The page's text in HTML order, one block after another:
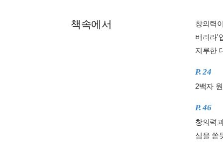
책속에서
창의력
버려라'
지루한
P. 24
2백자
P. 46
창의력
심을 쏟